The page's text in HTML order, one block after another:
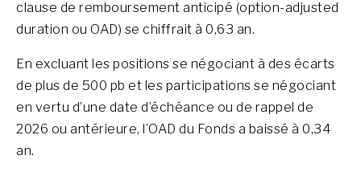
clause de remboursement anticipé (option-adjusted
duration ou OAD) se chiffrait à 0,63 an.
En excluant les positions se négociant à des écarts
de plus de 500 pb et les participations se négociant
en vertu d’une date d’échéance ou de rappel de
2026 ou antérieure, l’OAD du Fonds a baissé à 0,34
an.